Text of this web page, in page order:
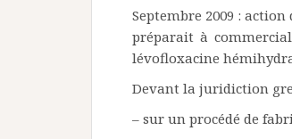
Septembre 2009 :
préparait à
lévofloxacine
Devant la juridiction
– sur un procédé de